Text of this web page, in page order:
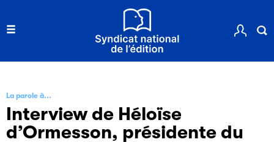
La parole à...
Interview de Héloïse
d’Ormesson, présidente du